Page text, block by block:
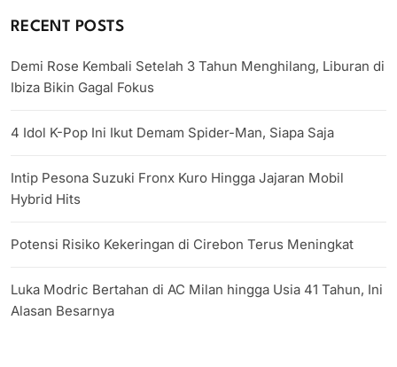
RECENT POSTS
Demi Rose Kembali Setelah 3 Tahun Menghilang, Liburan di
Ibiza Bikin Gagal Fokus
4 Idol K-Pop Ini Ikut Demam Spider-Man, Siapa Saja
Intip Pesona Suzuki Fronx Kuro Hingga Jajaran Mobil
Hybrid Hits
Potensi Risiko Kekeringan di Cirebon Terus Meningkat
Luka Modric Bertahan di AC Milan hingga Usia 41 Tahun, Ini
Alasan Besarnya